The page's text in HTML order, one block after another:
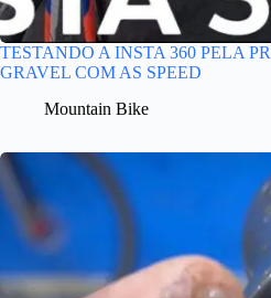
TESTANDO A INSTA 360 PELA
GRAVEL COM AS SPEED
Mountain Bike